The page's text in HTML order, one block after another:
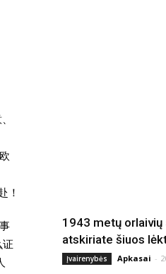
！
证
1943 metų
atskiriate šiuos
Įvairenybės Apkasai -